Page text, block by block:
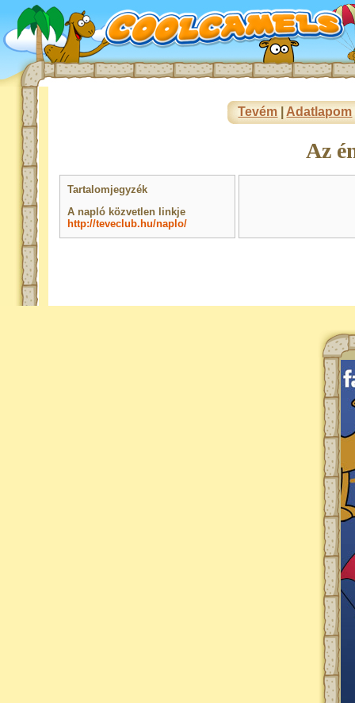
Tevém Adatlapom
Az
Tartalomjegyzék
A napló közvetlen linkje
http://teveclub.hu/naplo/